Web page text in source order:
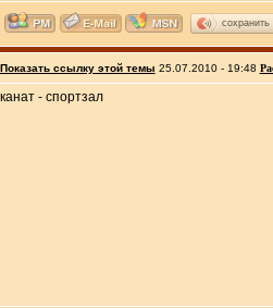
сохранить
Показать ссылку этой темы 25.07.2010 - 19:48
канат - спортзал